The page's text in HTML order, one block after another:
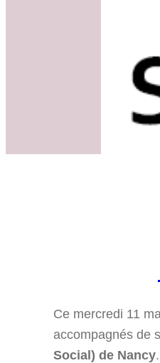
Ce mercredi 11
accompagnés de
Social) de Nancy.